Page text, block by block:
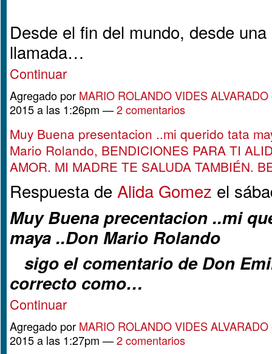
Desde el fin del mundo, desde
llamada…
Continuar
Agregado por MARIO ROLANDO VIDES ALVARADO
2015 a las 1:26pm —2 comentarios
Muy Buena presentacion ..mi querido tata
Mario Rolando, BENDICIONES PARA TI
AMOR. MI MADRE TE SALUDA TAMBIÉN.
Respuesta de Alida Gomez el
Muy Buena precentacion ..mi
maya ..Don Mario Rolando
sigo el comentario de Don
correcto como…
Continuar
Agregado por MARIO ROLANDO VIDES ALVARADO
2015 a las 1:27pm —2 comentarios